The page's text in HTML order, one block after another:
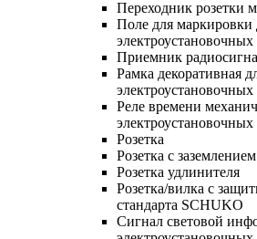
Переходник розетки
Поле для маркировки
электроустановочных
Приемник
Рамка декоративная
электроустановочных
Реле времени
электроустановочных
Розетка
Розетка с
Розетка удлинителя
Розетка/вилка с
стандарта SCHUKO
Сигнал световой